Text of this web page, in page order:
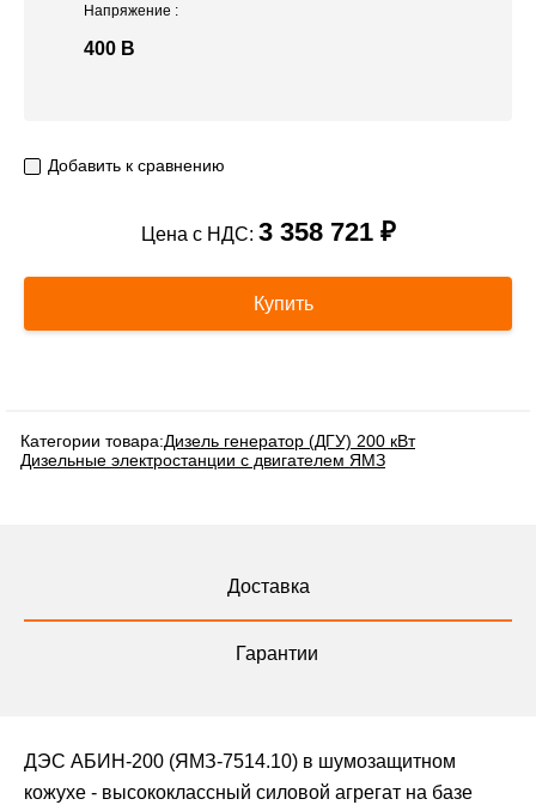
Напряжение :
400 В
Добавить к сравнению
Цена с НДС: 3 358 721 ₽
Купить
Категории товара:Дизель генератор (ДГУ) 200 кВт
Дизельные электростанции с двигателем ЯМЗ
Доставка
Гарантии
ДЭС АБИН-200 (ЯМЗ-7514.10) в шумозащитном
кожухе - высококлассный силовой агрегат на базе